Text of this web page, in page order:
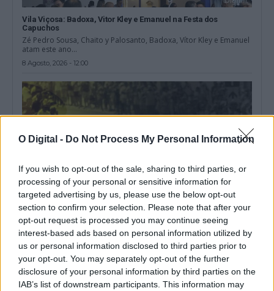
O Digital - Do Not Process My Personal Information
If you wish to opt-out of the sale, sharing to third parties, or
processing of your personal or sensitive information for
targeted advertising by us, please use the below opt-out
section to confirm your selection. Please note that after your
opt-out request is processed you may continue seeing
interest-based ads based on personal information utilized by
us or personal information disclosed to third parties prior to
your opt-out. You may separately opt-out of the further
disclosure of your personal information by third parties on the
IAB’s list of downstream participants. This information may
Vila Viçosa: Badoxa, Vitor Kley e Emanuel na Festa dos
Capuchos
Zé Pedro Sousa, Chaito y Palosanto, Badoxa, Vítor Kley e Emanuel
atam este ano...
8 Agosto, 2026 - 12:00
Volta: Etapa mais longa com final em Elvas é a última talhada
para sprinters
O pelotão da 87.ª Volta a Portugal em bicicleta cumpre hoje a
mais longa...
8 Agosto, 2026 - 08:51